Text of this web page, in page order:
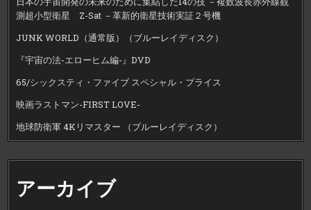
測超小型衛星 Z-Sat －革新的衛星技術実証２号機
JUNK WORLD（通常版）（ブルーレイディスク）
『宇宙の法-エローヒム編-』DVD
65/シックスティ・ファイブ スペシャル・プライス
映画ラストマン-FIRST LOVE-
地球防衛軍 4Kリマスター （ブルーレイディスク）
アーカイブ